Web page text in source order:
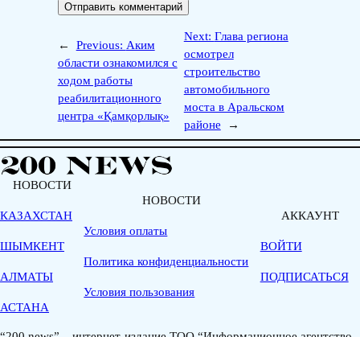
← Previous: Аким
области ознакомился с
ходом работы
реабилитационного
центра «Қамқорлық»
Next: Глава региона
осмотрел
строительство
автомобильного
моста в Аральском
районе
→
НОВОСТИ
КАЗАХСТАН
ШЫМКЕНТ
АЛМАТЫ
АСТАНА
НОВОСТИ
Условия оплаты
Политика конфиденциальности
Условия пользования
АККАУНТ
ВОЙТИ
ПОДПИСАТЬСЯ